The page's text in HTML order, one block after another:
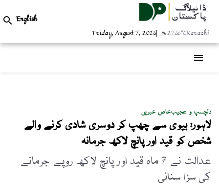
27.66°CKarachi
|
Friday, August 7, 2026
English

menu
دلچسپ و عجیبخاص خبریں
لاہور: بیوی سے چھپ کر دوسری شادی کرنے والے
شخص کو قید اور پانچ لاکھ جرمانہ
عدالت نے 7 ماہ قید اور پانچ لاکھ روپے جرمانے
کی سزا سنائی